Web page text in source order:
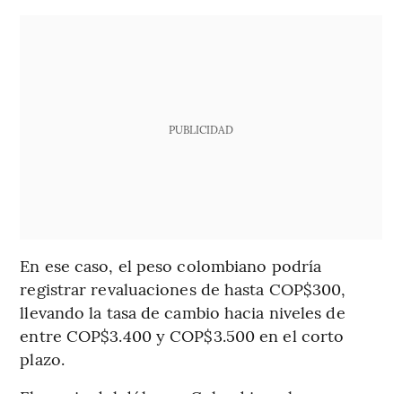
PUBLICIDAD
En ese caso, el peso colombiano podría
registrar revaluaciones de hasta COP$300,
llevando la tasa de cambio hacia niveles de
entre COP$3.400 y COP$3.500 en el corto
plazo.